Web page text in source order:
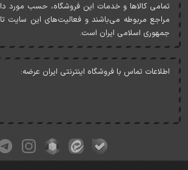
تمامی کالاها و خدمات اين فروشگاه، حسب مورد
مراجع مربوطه می‌باشند و فعاليت‌های اين سايت
جمهوری اسلامی ايران است.
اطلاعات تماس با فروشگاه اینترنتی ایران عرضه: